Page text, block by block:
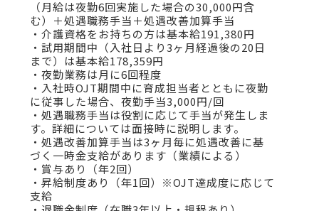
（月給は夜勤6回実施した場合の30,000円含
む）＋処遇職務手当＋処遇改善加算手当
・介護資格をお持ちの方は基本給191,380円
・試用期間中（入社日より3ヶ月経過後の20日
まで）は基本給178,359円
・夜勤業務は月に6回程度
・入社時OJT期間中に育成担当者とともに夜勤
に従事した場合、夜勤手当3,000円/回
・処遇職務手当は役割に応じて手当が発生しま
す。詳細については面接時に説明します。
・処遇改善加算手当は3ヶ月毎に処遇改善に基
づく一時金支給があります（業績による）
・賞与あり（年2回）
・昇給制度あり（年1回）※OJT達成度に応じて
支給